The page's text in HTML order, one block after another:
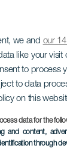
we and our
like your
to process
to data
on this
data for the
and content,
through